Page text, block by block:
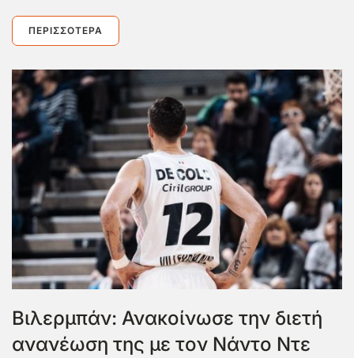
ΠΕΡΙΣΣΌΤΕΡΑ
Βιλερμπάν: Ανακοίνωσε την διετή
ανανέωση της με τον Νάντο Ντε